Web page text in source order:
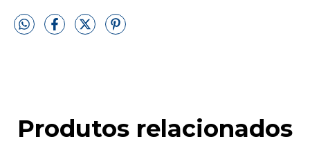
Produtos relacionados